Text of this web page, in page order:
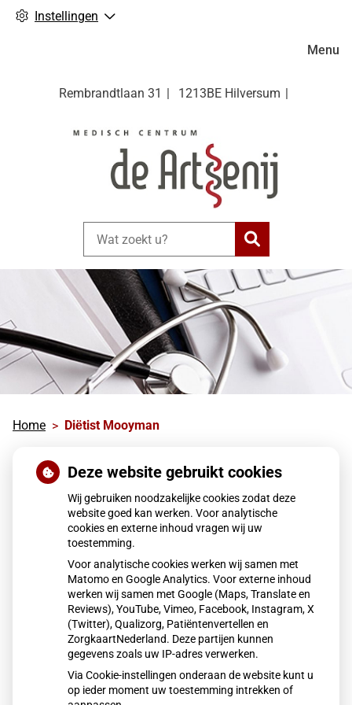
Instellingen
Rembrandtlaan 31 1213BE Hilversum
Zoeken
Menu
Home Diёtist Mooyman
Diёtist Mooyman
Diëtistenpraktijk Jontine Mooyman, tevens
Leefstijlcoach Hilversum, kan naar aanleiding van uw
klachten, medische gegevens en persoonlijke
voorkeuren een voedings- of dieetadvies afgestemd op
u, maken. Tijdens de consulten helpt zij u bij het
vertrouwd raken met uw dieet. Zie ook de website
http://dietisthilversum.nl. Voor vragen kunt u ook
bellen optel:035-6235550
Deze website gebruikt cookies
Wij gebruiken noodzakelijke cookies zodat deze
website goed kan werken. Voor analytische
cookies en externe inhoud vragen wij uw
toestemming.
Voor analytische cookies werken wij samen met
Matomo en Google Analytics. Voor externe inhoud
werken wij samen met Google (Maps, Translate en
Reviews), YouTube, Vimeo, Facebook, Instagram, X
(Twitter), Qualizorg, Patiëntenvertellen en
ZorgkaartNederland. Deze partijen kunnen
gegevens zoals uw IP-adres verwerken.
Via Cookie-instellingen onderaan de website kunt u
op ieder moment uw toestemming intrekken of